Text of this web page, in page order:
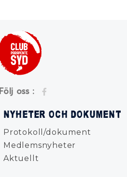
Följ oss :
NYHETER OCH DOKUMENT
Protokoll/dokument
Medlemsnyheter
Aktuellt